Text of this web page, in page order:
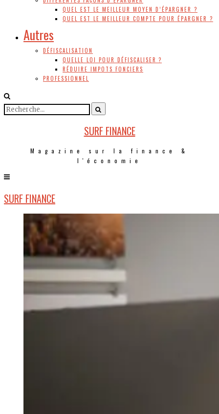
QUEL EST LE MEILLEUR MOYEN D’ÉPARGNER ?
QUEL EST LE MEILLEUR COMPTE POUR ÉPARGNER ?
Autres
DÉFISCALISATION
QUELLE LOI POUR DÉFISCALISER ?
RÉDUIRE IMPOTS FONCIERS
PROFESSIONNEL
SURF FINANCE
Magazine sur la finance &
l'économie
SURF FINANCE